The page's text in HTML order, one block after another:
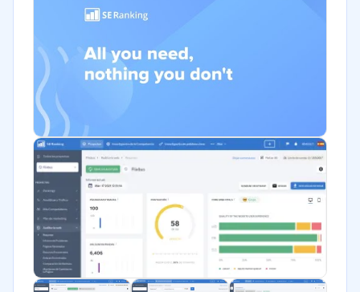
Bienes raíces
Minorista
Software / TI
Telecomunicaciones
Financiera
Alimentaria
Salud
Manufactura
ONG
Gobierno